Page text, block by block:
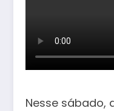
Nesse sábado,